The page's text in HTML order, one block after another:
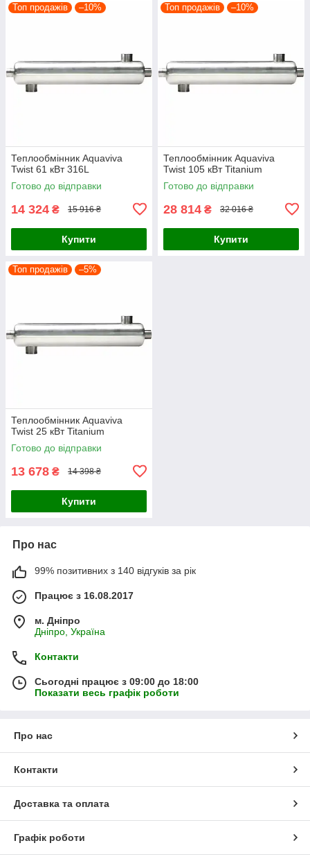
Топ продажів –10%
Теплообмінник Aquaviva
Twist 61 кВт 316L
Готово до відправки
14 324 ₴ 15 916 ₴
Купити
Топ продажів –10%
Теплообмінник Aquaviva
Twist 105 кВт Titanium
Готово до відправки
28 814 ₴ 32 016 ₴
Купити
Топ продажів –5%
Теплообмінник Aquaviva
Twist 25 кВт Titanium
Готово до відправки
13 678 ₴ 14 398 ₴
Купити
Про нас
99% позитивних з 140 відгуків за рік
Працює з 16.08.2017
м. Дніпро
Дніпро, Україна
Контакти
Сьогодні працює з 09:00 до 18:00
Показати весь графік роботи
Про нас
Контакти
Доставка та оплата
Графік роботи